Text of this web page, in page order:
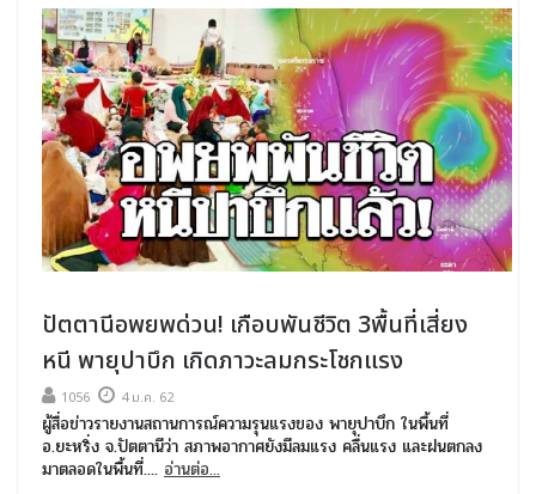
ปัตตานีอพยพด่วน! เกือบพันชีวิต 3พื้นที่เสี่ยง
หนี พายุปาบึก เกิดภาวะลมกระโชกแรง
1056 4 ม.ค. 62
ผู้สื่อข่าวรายงานสถานการณ์ความรุนแรงของ พายุปาบึก ในพื้นที่
อ.ยะหริ่ง จ.ปัตตานีว่า สภาพอากาศยังมีลมแรง คลื่นแรง และฝนตกลง
มาตลอดในพื้นที่.... อ่านต่อ...